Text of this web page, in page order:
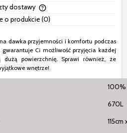
dostawy
Cena nie zawiera
o produkcie (0)
dawka przyjemności i komfortu podczas
Ci możliwość przyjęcia każdej
powierzchnię. Sprawi również, że
wnętrze!
100%
670L
115cm